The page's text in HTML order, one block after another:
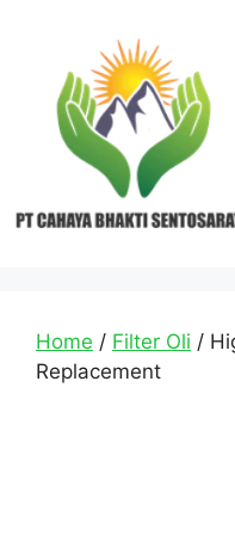
Home / Filter Oli /
Replacement